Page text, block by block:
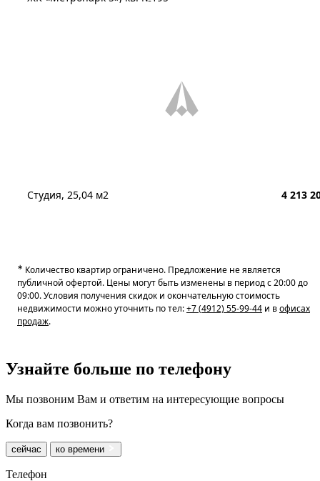
Студия, 25,04 м2 4 213
∗ Количество квартир ограничено. Предложение не является
публичной офертой. Цены могут быть изменены в период с 20:00 до
09:00. Условия получения скидок и окончательную стоимость
недвижимости можно уточнить по тел:+7 (4912) 55-99-44 и вофисах
продаж.
Узнайте больше по телефону
Мы позвоним Вам и ответим на интересующие вопросы
Когда вам позвонить?
сейчас ко времени
Телефон